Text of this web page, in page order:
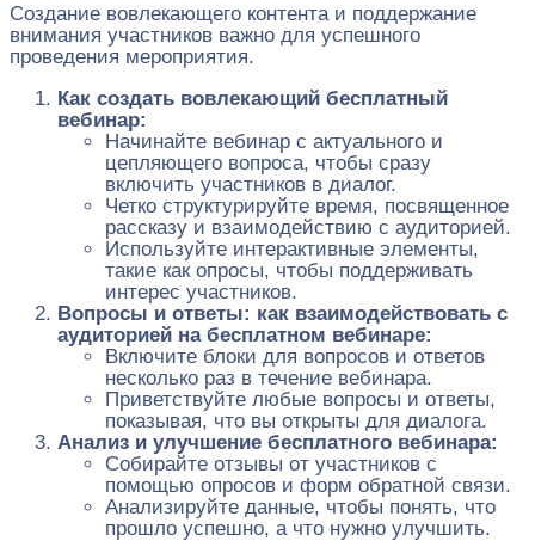
Создание вовлекающего контента и поддержание
внимания участников важно для успешного
проведения мероприятия.
Как создать вовлекающий бесплатный
вебинар:
Начинайте вебинар с актуального и
цепляющего вопроса, чтобы сразу
включить участников в диалог.
Четко структурируйте время, посвященное
рассказу и взаимодействию с аудиторией.
Используйте интерактивные элементы,
такие как опросы, чтобы поддерживать
интерес участников.
Вопросы и ответы: как взаимодействовать с
аудиторией на бесплатном вебинаре:
Включите блоки для вопросов и ответов
несколько раз в течение вебинара.
Приветствуйте любые вопросы и ответы,
показывая, что вы открыты для диалога.
Анализ и улучшение бесплатного вебинара:
Собирайте отзывы от участников с
помощью опросов и форм обратной связи.
Анализируйте данные, чтобы понять, что
прошло успешно, а что нужно улучшить.